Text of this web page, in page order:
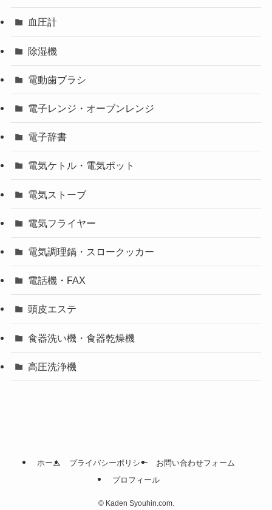
血圧計
除湿機
電動歯ブラシ
電子レンジ・オーブンレンジ
電子辞書
電気ケトル・電気ポット
電気ストーブ
電気フライヤー
電気調理鍋・スロークッカー
電話機・FAX
頭皮エステ
食器洗い機・食器乾燥機
高圧洗浄機
ホーム プライバシーポリシー
お問い合わせフォーム
プロフィール
©Kaden Syouhin.com.